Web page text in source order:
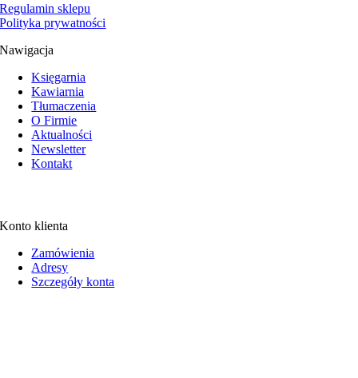
Regulamin sklepu
Polityka prywatności
Nawigacja
Księgarnia
Kawiarnia
Tłumaczenia
O Firmie
Aktualności
Newsletter
Kontakt
Konto klienta
Zamówienia
Adresy
Szczegóły konta